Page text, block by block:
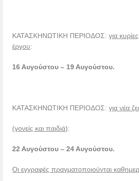
ΚΑΤΑΣΚΗΝΩΤΙΚΗ ΠΕΡΙΟΔΟΣ:για
έργου:
16 Αυγούστου – 19 Αυγούστου.
ΚΑΤΑΣΚΗΝΩΤΙΚΗ ΠΕΡΙΟΔΟΣ:για νέα
(γονείς και παιδιά):
22 Αυγούστου – 24 Αυγούστου.
Οι εγγραφές πραγματοποιούνται